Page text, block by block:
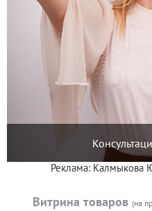
Реклама: Калмыкова
Витрина товаров (на